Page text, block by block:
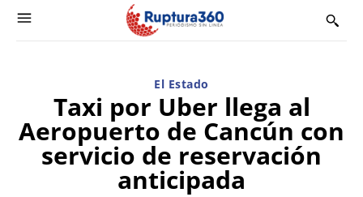
El Estado
Taxi por Uber llega al
Aeropuerto de Cancún con
servicio de reservación
anticipada